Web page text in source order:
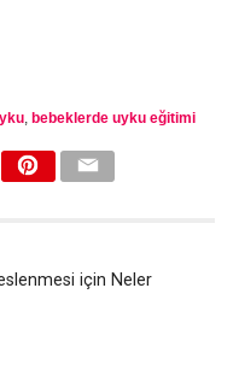
, bebeklerde uyku eğitimi
için Neler